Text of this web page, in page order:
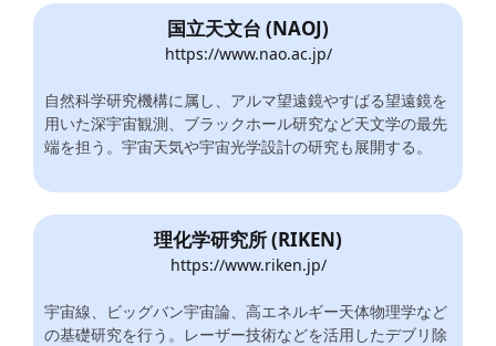
国立天文台 (NAOJ)
https://www.nao.ac.jp/
自然科学研究機構に属し、アルマ望遠鏡やすばる望遠鏡を
用いた深宇宙観測、ブラックホール研究など天文学の最先
端を担う。宇宙天気や宇宙光学設計の研究も展開する。
理化学研究所 (RIKEN)
https://www.riken.jp/
宇宙線、ビッグバン宇宙論、高エネルギー天体物理学など
の基礎研究を行う。レーザー技術などを活用したデブリ除